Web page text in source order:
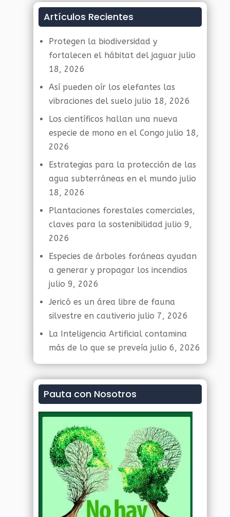
Artículos Recientes
Protegen la biodiversidad y
fortalecen el hábitat del jaguar julio
18, 2026
Así pueden oír los elefantes las
vibraciones del suelo julio 18, 2026
Los científicos hallan una nueva
especie de mono en el Congo julio 18,
2026
Estrategias para la protección de las
agua subterráneas en el mundo julio
18, 2026
Plantaciones forestales comerciales,
claves para la sostenibilidad julio 9,
2026
Especies de árboles foráneas ayudan
a generar y propagar los incendios
julio 9, 2026
Jericó es un área libre de fauna
silvestre en cautiverio julio 7, 2026
La Inteligencia Artificial contamina
más de lo que se preveía julio 6, 2026
Pauta con Nosotros